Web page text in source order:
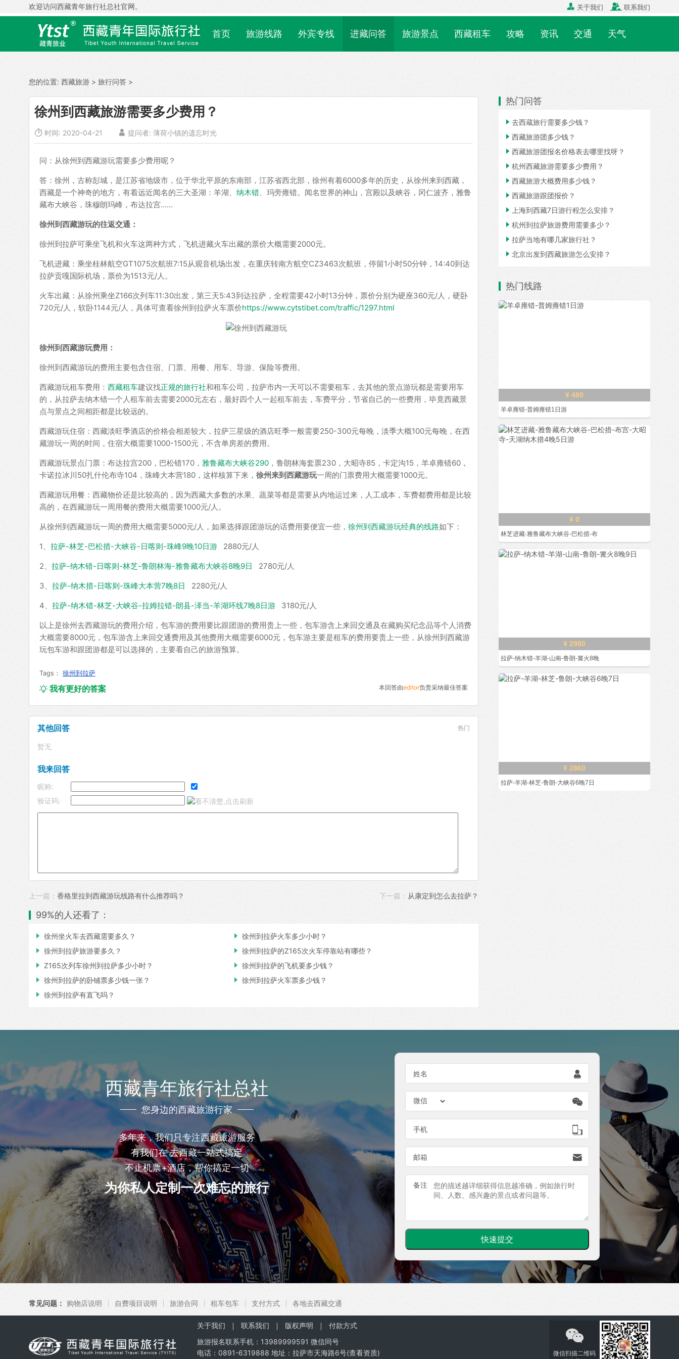
欢迎访问西藏青年旅行社总社官网。  关于我们  联系我们
首页 旅游线路 外宾专线 进藏问答 旅游景点 西藏租车 攻略 资讯 交通 天气
您的位置: 西藏旅游 > 旅行问答 >
徐州到西藏旅游需要多少费用？
 时间: 2020-04-21  提问者: 薄荷小镇的遗忘时光
问：从徐州到西藏游玩需要多少费用呢？
答：徐州，古称彭城，是江苏省地级市，位于华北平原的东南部，江苏省西北部，徐州有着6000多年的历史，从徐州来到西藏，
西藏是一个神奇的地方，有着远近闻名的三大圣湖：羊湖、 纳木错、玛旁雍错。闻名世界的神山，宫殿以及峡谷，冈仁波齐，雅鲁
藏布大峡谷，珠穆朗玛峰，布达拉宫......
徐州到西藏游玩的往返交通：
徐州到拉萨可乘坐飞机和火车这两种方式，飞机进藏火车出藏的票价大概需要2000元。
飞机进藏：乘坐桂林航空GT1075次航班7:15从观音机场出发，在重庆转南方航空CZ3463次航班，停留1小时50分钟，14:40到达
拉萨贡嘎国际机场，票价为1513元/人。
火车出藏：从徐州乘坐Z166次列车11:30出发，第三天5:43到达拉萨，全程需要42小时13分钟，票价分别为硬座360元/人，硬卧
720元/人，软卧1144元/人，具体可查看徐州到拉萨火车票价https://www.cytstibet.com/traffic/1297.html
徐州到西藏游玩费用：
徐州到西藏游玩的费用主要包含住宿、门票、用餐、用车、导游、保险等费用。
西藏游玩租车费用： 西藏租车建议找正规的旅行社和租车公司，拉萨市内一天可以不需要租车，去其他的景点游玩都是需要用车
的，从拉萨去纳木错一个人租车前去需要2000元左右，最好四个人一起租车前去，车费平分，节省自己的一些费用，毕竟西藏景
点与景点之间相距都是比较远的。
西藏游玩住宿：西藏淡旺季酒店的价格会相差较大，拉萨三星级的酒店旺季一般需要250-300元每晚，淡季大概100元每晚，在西
藏游玩一周的时间，住宿大概需要1000-1500元，不含单房差的费用。
西藏游玩景点门票：布达拉宫200，巴松错170， 雅鲁藏布大峡谷290 ，鲁朗林海套票230，大昭寺85，卡定沟15，羊卓雍错60，
卡诺拉冰川50扎什伦布寺104，珠峰大本营180，这样核算下来， 徐州来到西藏游玩一周的门票费用大概需要1000元。
西藏游玩用餐：西藏物价还是比较高的，因为西藏大多数的水果、蔬菜等都是需要从内地运过来，人工成本，车费都费用都是比较
高的，在西藏游玩一周用餐的费用大概需要1000元/人。
从徐州到西藏游玩一周的费用大概需要5000元/人，如果选择跟团游玩的话费用要便宜一些， 徐州到西藏游玩经典的线路如下：
1、 拉萨-林芝-巴松措-大峡谷-日喀则-珠峰9晚10日游 2880元/人
2、 拉萨-纳木错-日喀则-林芝-鲁朗林海-雅鲁藏布大峡谷8晚9日 2780元/人
3、 拉萨-纳木措-日喀则-珠峰大本营7晚8日 2280元/人
4、 拉萨-纳木错-林芝-大峡谷-拉姆拉错-朗县-泽当-羊湖环线7晚8日游 3180元/人
以上是徐州去西藏游玩的费用介绍，包车游的费用要比跟团游的费用贵上一些，包车游含上来回交通及在藏购买纪念品等个人消费
大概需要8000元，包车游含上来回交通费用及其他费用大概需要6000元，包车游主要是租车的费用要贵上一些，从徐州到西藏游
玩包车游和跟团游都是可以选择的，主要看自己的旅游预算。
Tags： 徐州到拉萨
我有更好的答案 本回答由editor负责采纳最佳答案
其他回答 热门
暂无
我来回答
昵称:
验证码:
上一篇： 香格里拉到西藏游玩线路有什么推荐吗？ 下一篇： 从康定到怎么去拉萨？
99%的人还看了：
 徐州坐火车去西藏需要多久？  徐州到拉萨火车多少小时？
 徐州到拉萨旅游要多久？  徐州到拉萨的Z165次火车停靠站有哪些？
 Z165次列车徐州到拉萨多少小时？  徐州到拉萨的飞机要多少钱？
 徐州到拉萨的卧铺票多少钱一张？  徐州到拉萨火车票多少钱？
 徐州到拉萨有直飞吗？
热门问答
 去西蔵旅行需要多少钱？
 西藏旅游团多少钱？
 西藏旅游团报名价格表去哪里找呀？
 杭州西藏旅游需要多少费用？
 西藏旅游大概费用多少钱？
 西藏旅游跟团报价？
 上海到西藏7日游行程怎么安排？
 杭州到拉萨旅游费用需要多少？
 拉萨当地有哪几家旅行社？
 北京出发到西藏旅游怎么安排？
热门线路
¥ 480
羊卓雍错-普姆雍错1日游
¥ 0
林芝进藏-雅鲁藏布大峡谷-巴松措-布
¥ 2980
拉萨-纳木错-羊湖-山南-鲁朗-篝火8晚
¥ 2860
拉萨-羊湖-林芝-鲁朗-大峡谷6晚7日
西藏青年旅行社总社
您身边的西藏旅游行家
多年来，我们只专注西藏旅游服务
有我们在 去西藏一站式搞定
不止机票+酒店，帮你搞定一切
为你私人定制一次难忘的旅行
姓名 

手机 
邮箱 
备注
常见问题： 购物店说明 自费项目说明 旅游合同 租车包车 支付方式 各地去西藏交通
关于我们 联系我们 版权声明
付款方式
旅游报名联系手机： 13989999591 微信同号
电话：0891-6319888 地址：拉萨市天海路6号(查看资质)

微信扫描二维码